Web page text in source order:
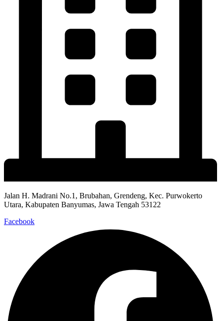
Jalan H. Madrani No.1, Brubahan, Grendeng, Kec. Purwokerto
Utara, Kabupaten Banyumas, Jawa Tengah 53122​
Facebook